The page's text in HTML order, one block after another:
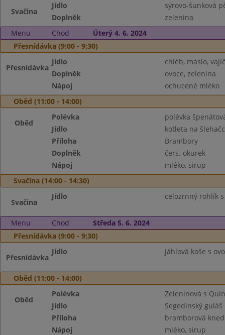
Svačina
Jídlo
sýrovo-šunková
Doplněk
zelenina
Menu
Chod
Úterý 4. 6. 2024
Přesnídávka (9:00 - 9:30)
Přesnídávka
Jídlo
chléb, máslo,
Doplněk
ovoce, zelenina
Nápoj
ochucené mléko
Oběd (11:00 - 14:00)
Oběd
Polévka
polévka
Jídlo
kotleta na
Příloha
Brambory
Doplněk
čers. okurek
Nápoj
mléko, sirup
Svačina (14:00 - 14:30)
Svačina
Jídlo celozrnný rohlík
Menu Chod
Středa 5. 6. 2024
Přesnídávka (9:00 - 9:30)
Přesnídávka
Jídlo jáhlová kaše s
Oběd (11:00 - 14:00)
Oběd
Polévka
Zeleninová s
Jídlo
Segedinský guláš
Příloha
bramborová
Nápoj
mléko, sirup